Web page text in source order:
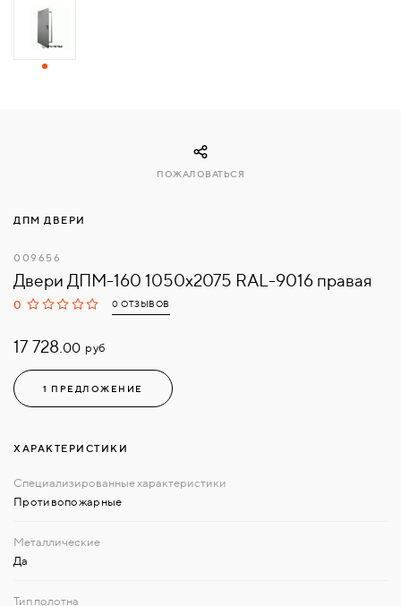
СВЯЗАТЬСЯ
ДПМ ДВЕРИ
009656
Двери ДПМ-160 1050х2075 RAL-9016 правая
0 0 ОТЗЫВОВ
17 728.00 руб
1 ПРЕДЛОЖЕНИЕ
ПОЖАЛОВАТЬСЯ
ХАРАКТЕРИСТИКИ
Противопожарные
Да